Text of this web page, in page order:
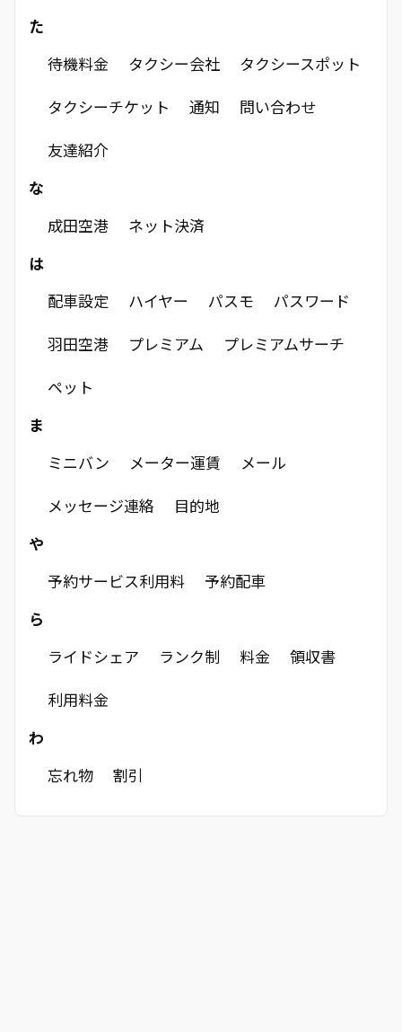
た
待機料金
タクシー会社
タクシースポット
タクシーチケット
通知
問い合わせ
友達紹介
な
成田空港
ネット決済
は
配車設定
ハイヤー パスモ
パスワード
羽田空港
プレミアム
プレミアムサーチ
ペット
ま
ミニバン
メーター運賃
メール
メッセージ連絡
目的地
や
予約サービス利用料
予約配車
ら
ライドシェア
ランク制 料金
領収書
利用料金
わ
忘れ物
割引